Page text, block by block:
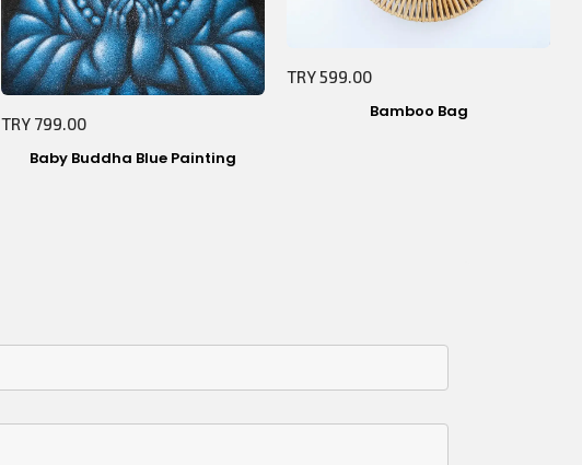
TRY 799.00
Baby Buddha Blue Painting
TRY 599.00
Bamboo Bag